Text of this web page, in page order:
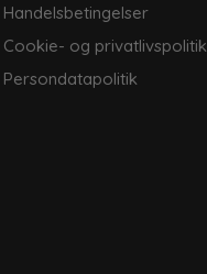
Handelsbetingelser
Cookie- og privatlivspolitik
Persondatapolitik